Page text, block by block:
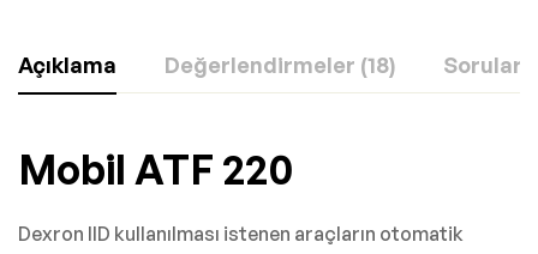
Açıklama Değerlendirmeler (18) Sorular
Mobil ATF 220
Dexron IID kullanılması istenen araçların otomatik